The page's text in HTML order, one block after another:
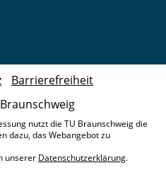
Barrierefreiheit
nutzt die TU Braunschweig die
dazu, das Webangebot zu
unserer Datenschutzerklärung.